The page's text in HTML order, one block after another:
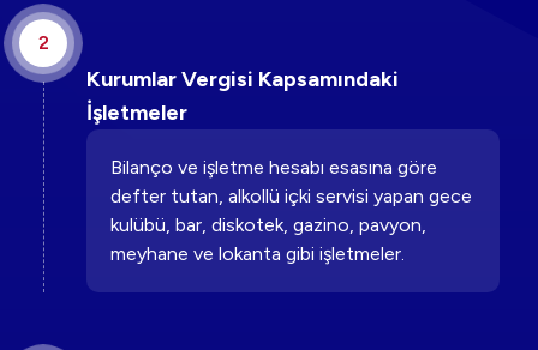
2
Kurumlar Vergisi Kapsamındaki
İşletmeler
Bilanço ve işletme hesabı esasına göre
defter tutan, alkollü içki servisi yapan gece
kulübü, bar, diskotek, gazino, pavyon,
meyhane ve lokanta gibi işletmeler.